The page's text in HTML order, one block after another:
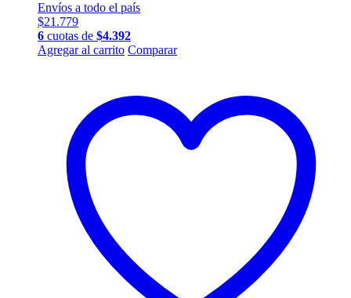
Envíos a todo el país
$21.779
6 cuotas de $4.392
Agregar al carrito Comparar